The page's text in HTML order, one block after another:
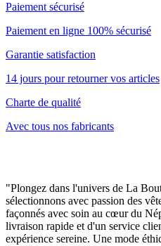
Paiement sécurisé
Paiement en ligne 100% sécurisé
Garantie satisfaction
14 jours pour retourner vos articles
Charte de qualité
Avec tous nos fabricants
"Plongez dans l'univers de La
sélectionnons avec passion des
façonnés avec soin au cœur du
livraison rapide et d'un service
expérience sereine. Une mode